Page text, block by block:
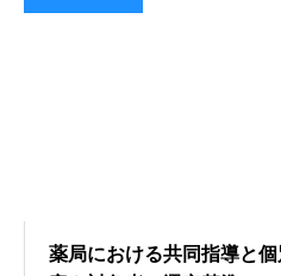
薬局における共同指導と